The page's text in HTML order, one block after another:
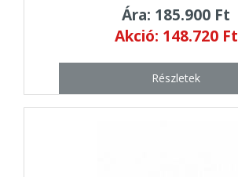
Ára: 185.900 Ft
Akció: 148.720 Ft
Részletek